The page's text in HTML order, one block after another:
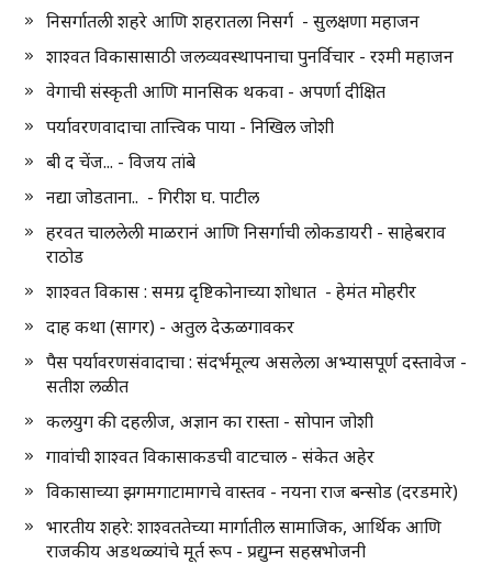
निसर्गातली शहरे आणि शहरातला निसर्ग - सुलक्षणा महाजन
शाश्वत विकासासाठी जलव्यवस्थापनाचा पुनर्विचार - रश्मी महाजन
वेगाची संस्कृती आणि मानसिक थकवा - अपर्णा दीक्षित
पर्यावरणवादाचा तात्त्विक पाया - निखिल जोशी
बी द चेंज... - विजय तांबे
नद्या जोडताना.. - गिरीश घ. पाटील
हरवत चाललेली माळरानं आणि निसर्गाची लोकडायरी - साहेबराव
राठोड
शाश्वत विकास : समग्र दृष्टिकोनाच्या शोधात - हेमंत मोहरीर
दाह कथा (सागर) - अतुल देऊळगावकर
पैस पर्यावरणसंवादाचा : संदर्भमूल्य असलेला अभ्यासपूर्ण दस्तावेज -
सतीश लळीत
कलयुग की दहलीज, अज्ञान का रास्ता - सोपान जोशी
गावांची शाश्वत विकासाकडची वाटचाल - संकेत अहेर
विकासाच्या झगमगाटामागचे वास्तव - नयना राज बन्सोड (दरडमारे)
भारतीय शहरे: शाश्वततेच्या मार्गातील सामाजिक, आर्थिक आणि
राजकीय अडथळ्यांचे मूर्त रूप - प्रद्युम्न सहस्रभोजनी